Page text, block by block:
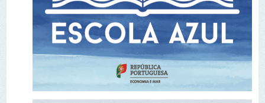
ADOTE A CARTA DA TERRA